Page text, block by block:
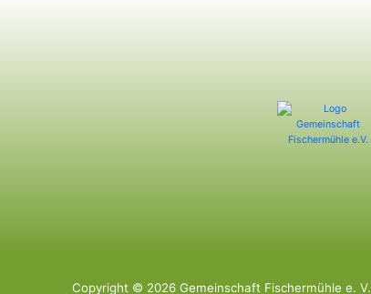
Copyright © 2026 Gemeinschaft Fischermühle e. V.